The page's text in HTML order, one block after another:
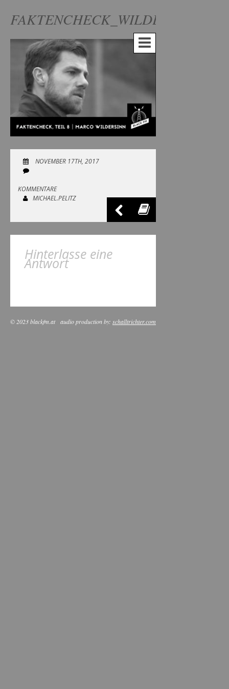
FAKTENCHECK_WILDERSINN
NOVEMBER 17TH, 2017
KOMMENTARE
MICHAEL.PELITZ
Hinterlasse eine
Antwort
© 2023 blackfm.at audio production by: schalltrichter.com